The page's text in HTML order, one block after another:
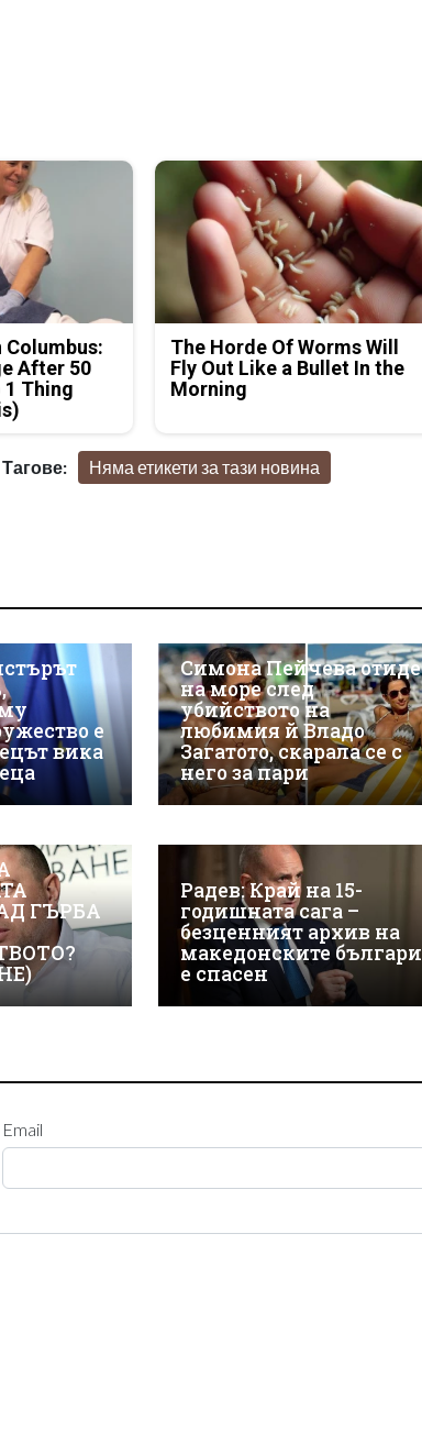
After 50
1 Thing
The Horde Of Worms Will
Fly Out Like a Bullet In the
Morning
Тагове: Няма етикети за тази новина
е
вика
Симона Пейчева отиде
на море след
убийството на
любимия й Владо
Загатото, скарала се с
него за пари
ГЪРБА
Радев: Край на 15-
годишната сага –
безценният архив на
македонските българи
е спасен
Email